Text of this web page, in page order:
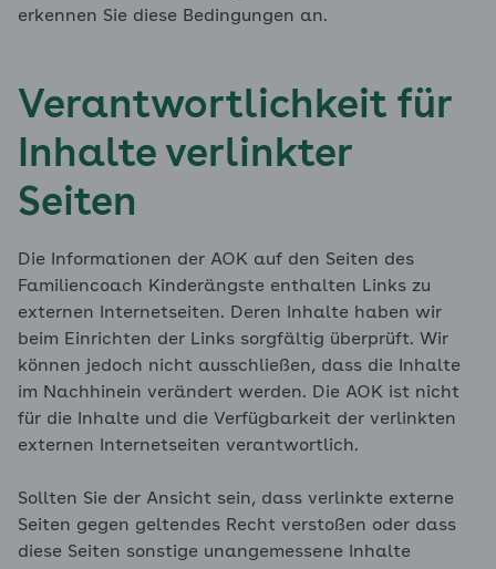
erkennen Sie diese Bedingungen an.
Verantwortlichkeit für
Inhalte verlinkter
Seiten
Die Informationen der AOK auf den Seiten des
Familiencoach Kinderängste enthalten Links zu
externen Internetseiten. Deren Inhalte haben wir
beim Einrichten der Links sorgfältig überprüft. Wir
können jedoch nicht ausschließen, dass die Inhalte
im Nachhinein verändert werden. Die AOK ist nicht
für die Inhalte und die Verfügbarkeit der verlinkten
externen Internetseiten verantwortlich.
Sollten Sie der Ansicht sein, dass verlinkte externe
Seiten gegen geltendes Recht verstoßen oder dass
diese Seiten sonstige unangemessene Inhalte